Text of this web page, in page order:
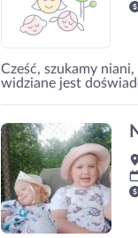
Cześć, szukamy
widziane jest